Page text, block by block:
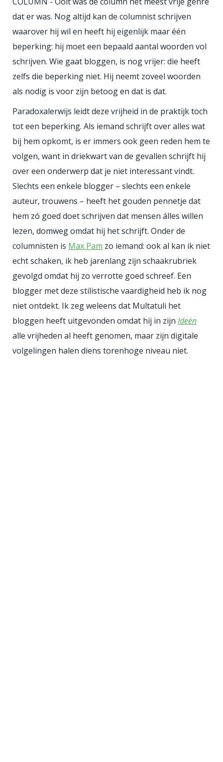
Sargasso geschreven hebben! 20
december j.l. bestond Sargasso al
18 jaar. Daarmee zijn we eindelijk
volwassen. Wat nooit de bedoeling
is geweest van dit blog, maar dat
terzijde.
dat er was. Nog altijd kan de columnist schrijven
waarover hij wil en heeft hij eigenlijk maar één
beperking: hij moet een bepaald aantal woorden vol
schrijven. Wie gaat bloggen, is nog vrijer: die heeft
zelfs die beperking niet. Hij neemt zoveel woorden
als nodig is voor zijn betoog en dat is dat.
Paradoxalerwijs leidt deze vrijheid in de praktijk toch
tot een beperking. Als iemand schrijft over alles wat
bij hem opkomt, is er immers ook geen reden hem te
volgen, want in driekwart van de gevallen schrijft hij
over een onderwerp dat je niet interessant vindt.
Slechts een enkele blogger – slechts een enkele
auteur, trouwens – heeft het gouden pennetje dat
hem zó goed doet schrijven dat mensen álles willen
lezen, domweg omdat hij het schrijft. Onder de
columnisten is Max Pam zo iemand: ook al kan ik niet
echt schaken, ik heb jarenlang zijn schaakrubriek
gevolgd omdat hij zo verrotte goed schreef. Een
blogger met deze stilistische vaardigheid heb ik nog
niet ontdekt. Ik zeg weleens dat Multatuli het
bloggen heeft uitgevonden omdat hij in zijn Ideën
alle vrijheden al heeft genomen, maar zijn digitale
volgelingen halen diens torenhoge niveau niet.